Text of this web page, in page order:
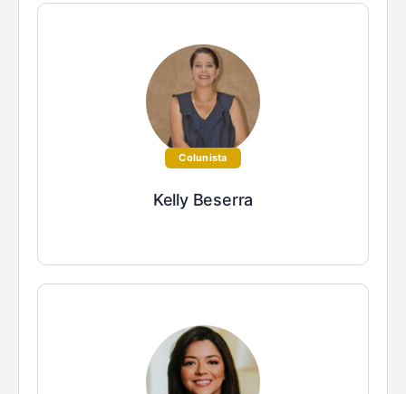
Colunista
Kelly Beserra